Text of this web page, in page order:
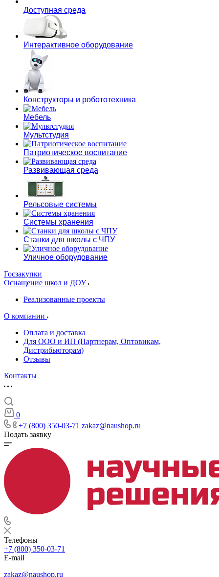
Доступная среда
Интерактивное оборудование
Конструкторы и робототехника
Мебель
Мультстудия
Патриотическое воспитание
Развивающая среда
Рельсовые системы
Системы хранения
Станки для школы с ЧПУ
Уличное оборудование
Госзакупки
Оснащение школ и ДОУ
Реализованные проекты
О компании
Оплата и доставка
Для ООО и ИП (Партнерам, Оптовикам,
Дистрибьюторам)
Отзывы
Контакты
0
+7 (800) 350-03-71 zakaz@naushop.ru
Подать заявку
Телефоны
+7 (800) 350-03-71
E-mail
zakaz@naushop.ru